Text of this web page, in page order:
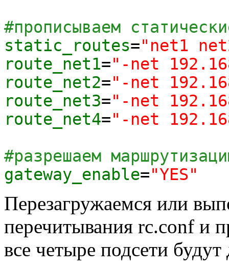
#прописываем
static_routes="net1
route_net1="-net
route_net2="-net
route_net3="-net
route_net4="-net
#разрешаем
gateway_enable="YES"
Перезагружаемся или
перечитывания rc.conf и
все четыре подсети